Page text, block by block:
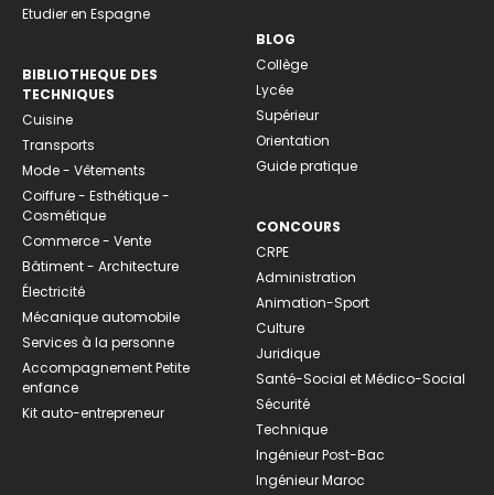
Etudier en Espagne
BIBLIOTHEQUE DES
TECHNIQUES
Cuisine
Transports
Mode - Vêtements
Coiffure - Esthétique -
Cosmétique
Commerce - Vente
Bâtiment - Architecture
Électricité
Mécanique automobile
Services à la personne
Accompagnement Petite
enfance
Kit auto-entrepreneur
BLOG
Collège
Lycée
Supérieur
Orientation
Guide pratique
CONCOURS
CRPE
Administration
Animation-Sport
Culture
Juridique
Santé-Social et Médico-Social
Sécurité
Technique
Ingénieur Post-Bac
Ingénieur Maroc